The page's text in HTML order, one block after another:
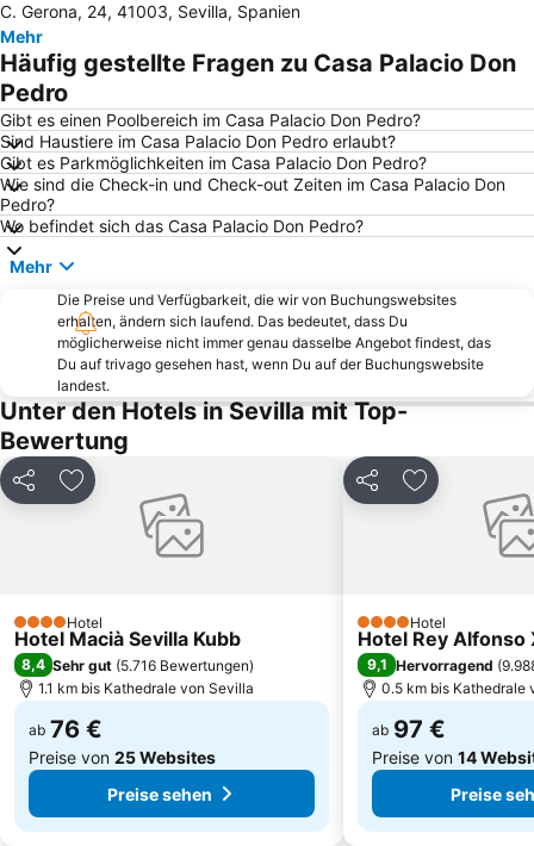
Triana Este
Firenze
Plaza de Armas
Bushaltestelle Prado de San Sebastian
Nervión
Macarena Tres Huertas
Semana Santa
Barrio de la Macarena
Los Remedios
San Pablo Barrio C
Estadio Olímpico
Centro de las Artes de Sevilla
FIBES
Barrio de San Gil
Antigua Estación de Córdoba
Basilika Macarena
Feria de Sevilla
La Oliva
Rathaus Sevilla
Jardines de Murillo
Metro Centro
Alameda de Hércules
Stierkampfarena La Maestranza
Benito Villamarín Stadium
Distrito Los Remedios
Bellavista-La Palmera
Cortijo Doña María
Cervantes
Palacio de Congresos y exposiciones de Sevilla
Hacienda San José
C. Gerona, 24, 41003, Sevilla, Spanien
Mehr
Häufig gestellte Fragen zu Casa Palacio Don
Pedro
Gibt es einen Poolbereich im Casa Palacio Don Pedro?
Sind Haustiere im Casa Palacio Don Pedro erlaubt?
Gibt es Parkmöglichkeiten im Casa Palacio Don Pedro?
Wie sind die Check-in und Check-out Zeiten im Casa Palacio Don
Pedro?
Wo befindet sich das Casa Palacio Don Pedro?
Mehr
Die Preise und Verfügbarkeit, die wir von Buchungswebsites
erhalten, ändern sich laufend. Das bedeutet, dass Du
möglicherweise nicht immer genau dasselbe Angebot findest, das
Du auf trivago gesehen hast, wenn Du auf der Buchungswebsite
landest.
Unter den Hotels in Sevilla mit Top-
Bewertung
Teilen Zu Favoriten hinzufügen
4 SterneHotel
Hotel Macià Sevilla Kubb
8,4 Sehr gut (5.716 Bewertungen)
1.1 km bis Kathedrale von Sevilla
ab 76 €
Preise von 25 Websites
Preise sehen
Teilen Zu Favoriten
4 SterneHotel
Hotel Rey Alfonso
9,1 Hervorragend (
0.5 km bis Kathedrale
ab 97 €
Preise von 14
Preise